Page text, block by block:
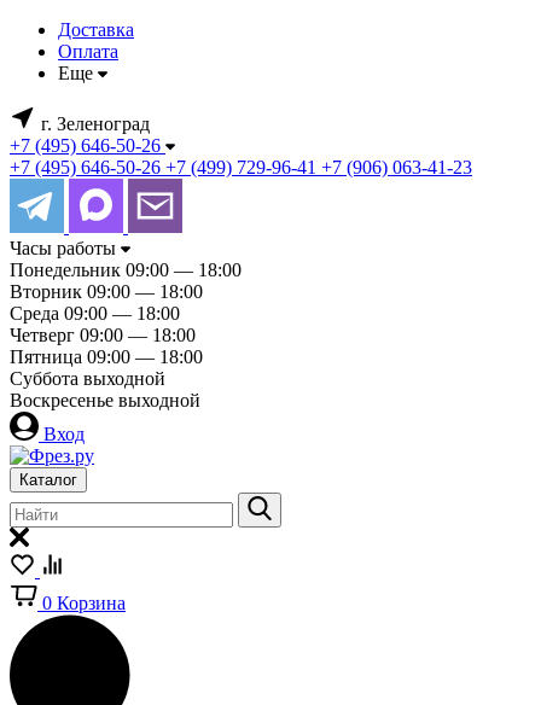
Доставка
Оплата
Еще
г. Зеленоград
+7 (495) 646-50-26
+7 (495) 646-50-26 +7 (499) 729-96-41 +7 (906) 063-41-23
Часы работы
Понедельник 09:00 — 18:00
Вторник 09:00 — 18:00
Среда 09:00 — 18:00
Четверг 09:00 — 18:00
Пятница 09:00 — 18:00
Суббота выходной
Воскресенье выходной
Вход
Каталог
0 Корзина